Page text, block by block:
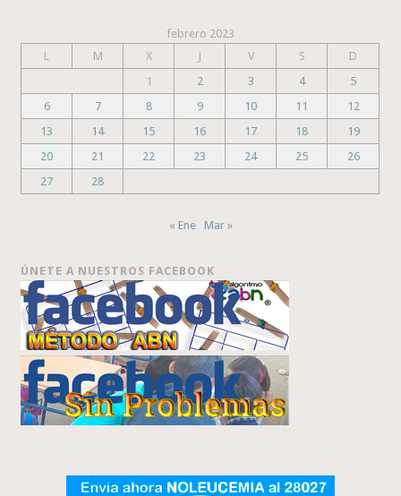
febrero 2023
L
M X J V S
D
1
2 3 4
5
6
7 8 9 10 11
12
13
14 15 16 17 18
19
20
21 22 23 24 25
26
27
28
« Ene Mar »
ÚNETE A NUESTROS FACEBOOK